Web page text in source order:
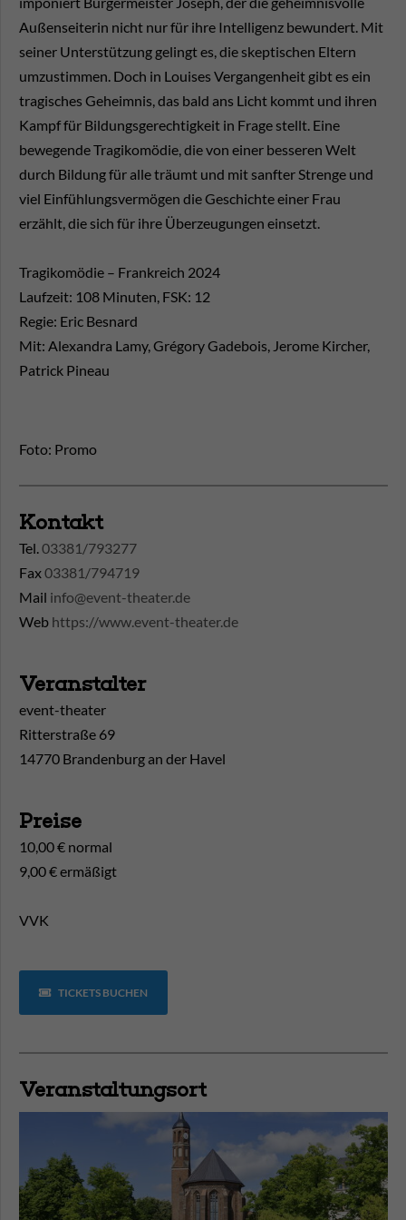
Außenseiterin nicht nur für ihre Intelligenz bewundert. Mit
seiner Unterstützung gelingt es, die skeptischen Eltern
umzustimmen. Doch in Louises Vergangenheit gibt es ein
tragisches Geheimnis, das bald ans Licht kommt und ihren
Kampf für Bildungsgerechtigkeit in Frage stellt. Eine
bewegende Tragikomödie, die von einer besseren Welt
durch Bildung für alle träumt und mit sanfter Strenge und
viel Einfühlungsvermögen die Geschichte einer Frau
erzählt, die sich für ihre Überzeugungen einsetzt.
Tragikomödie – Frankreich 2024
Laufzeit: 108 Minuten, FSK: 12
Regie: Eric Besnard
Mit: Alexandra Lamy, Grégory Gadebois, Jerome Kircher,
Patrick Pineau
Foto: Promo
Kontakt
Tel.03381/793277
Fax03381/794719
Mail info@event-theater.de
Web https://www.event-theater.de
Veranstalter
event-theater
Ritterstraße 69
14770 Brandenburg an der Havel
Preise
10,00 € normal
9,00 € ermäßigt
VVK
TICKETS BUCHEN
Veranstaltungsort